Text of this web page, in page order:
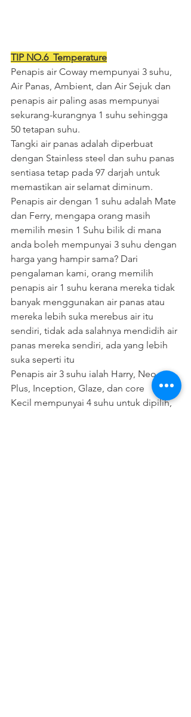
TIP NO.6  Temperature
Penapis air Coway mempunyai 3 suhu,
Air Panas, Ambient, dan Air Sejuk dan
penapis air paling asas mempunyai
sekurang-kurangnya 1 suhu sehingga
50 tetapan suhu.
Tangki air panas adalah diperbuat
dengan Stainless steel dan suhu panas
sentiasa tetap pada 97 darjah untuk
memastikan air selamat diminum.
Penapis air dengan 1 suhu adalah Mate
dan Ferry, mengapa orang masih
memilih mesin 1 Suhu bilik di mana
anda boleh mempunyai 3 suhu dengan
harga yang hampir sama? Dari
pengalaman kami, orang memilih
penapis air 1 suhu kerana mereka tidak
banyak menggunakan air panas atau
mereka lebih suka merebus air itu
sendiri, tidak ada salahnya mendidih air
panas mereka sendiri, ada yang lebih
suka seperti itu
Penapis air 3 suhu ialah Harry, Neo
Plus, Inception, Glaze, dan core
Kecil mempunyai 4 suhu untuk dipilih,